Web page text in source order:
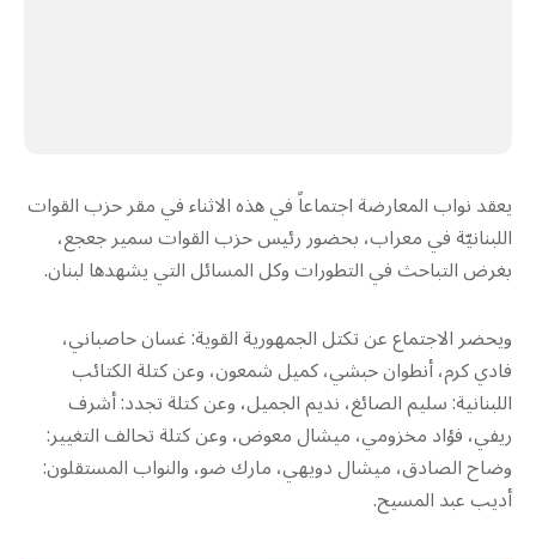
يعقد نواب المعارضة اجتماعاً في هذه الاثناء في مقر حزب القوات
اللبنانيّة في معراب، بحضور رئيس حزب القوات سمير جعجع،
بغرض التباحث في التطورات وكل المسائل التي يشهدها لبنان.
ويحضر الاجتماع عن تكتل الجمهورية القوية: غسان حاصباني،
فادي كرم، أنطوان حبشي، كميل شمعون، وعن كتلة الكتائب
اللبنانية: سليم الصائغ، نديم الجميل، وعن كتلة تجدد: أشرف
ريفي، فؤاد مخزومي، ميشال معوض، وعن كتلة تحالف التغيير:
وضاح الصادق، ميشال دويهي، مارك ضو، والنواب المستقلون:
أديب عبد المسيح.